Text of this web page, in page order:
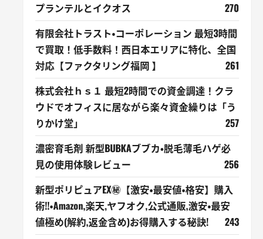
プランテルとイクオス
270
有限会社トラスト・コーポレーション 最短3時間
で買取！低手数料！西日本エリアに特化、全国
対応【ファクタリング福岡 】
261
株式会社ｈｓ１ 最短2時間での資金調達！クラ
ウドでオフィスに居ながら楽々資金繰りは「う
りかけ堂」
257
濃密育毛剤 新型BUBKAブブカ・脱毛薄毛ハゲ必
見の使用体験レビュー
256
新型ポリピュアEX㊙【激安・最安値・格安】購入
術!!・Amazon,楽天,ヤフオク,公式通販,激安・最安
値極め(解約,返金含め)お得購入する秘訣!
243